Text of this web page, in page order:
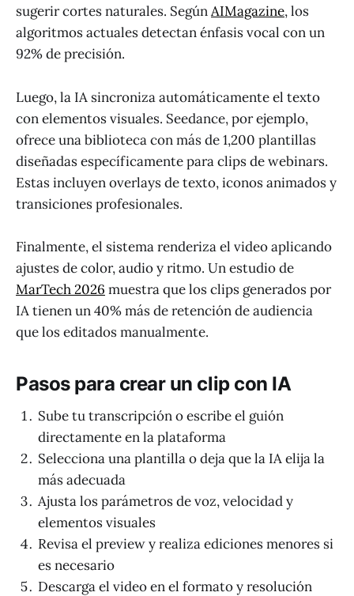
sugerir cortes naturales. SegúnAIMagazine, los
algoritmos actuales detectan énfasis vocal con un
92% de precisión.
Luego, la IA sincroniza automáticamente el texto
con elementos visuales. Seedance, por ejemplo,
ofrece una biblioteca con más de 1,200 plantillas
diseñadas específicamente para clips de webinars.
Estas incluyen overlays de texto, iconos animados y
transiciones profesionales.
Finalmente, el sistema renderiza el video aplicando
ajustes de color, audio y ritmo. Un estudio de
MarTech 2026 muestra que los clips generados por
IA tienen un 40% más de retención de audiencia
que los editados manualmente.
Pasos para crear un clip con IA
Sube tu transcripción o escribe el guión
directamente en la plataforma
Selecciona una plantilla o deja que la IA elija la
más adecuada
Ajusta los parámetros de voz, velocidad y
elementos visuales
Revisa el preview y realiza ediciones menores si
es necesario
Descarga el video en el formato y resolución